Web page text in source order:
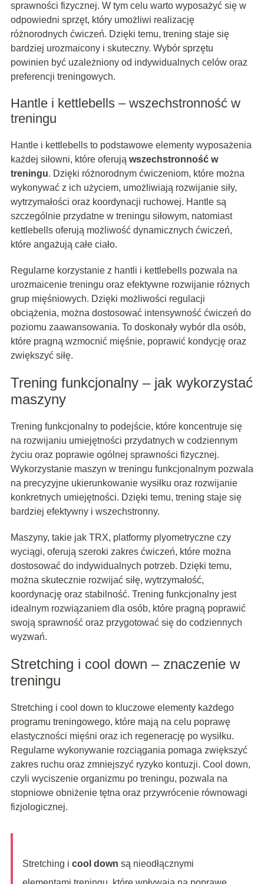
sprawności fizycznej. W tym celu warto wyposażyć się w
odpowiedni sprzęt, który umożliwi realizację
różnorodnych ćwiczeń. Dzięki temu, trening staje się
bardziej urozmaicony i skuteczny. Wybór sprzętu
powinien być uzależniony od indywidualnych celów oraz
preferencji treningowych.
Hantle i kettlebells – wszechstronność w
treningu
Hantle i kettlebells to podstawowe elementy wyposażenia
każdej siłowni, które oferują wszechstronność w
treningu. Dzięki różnorodnym ćwiczeniom, które można
wykonywać z ich użyciem, umożliwiają rozwijanie siły,
wytrzymałości oraz koordynacji ruchowej. Hantle są
szczególnie przydatne w treningu siłowym, natomiast
kettlebells oferują możliwość dynamicznych ćwiczeń,
które angażują całe ciało.
Regularne korzystanie z hantli i kettlebells pozwala na
urozmaicenie treningu oraz efektywne rozwijanie różnych
grup mięśniowych. Dzięki możliwości regulacji
obciążenia, można dostosować intensywność ćwiczeń do
poziomu zaawansowania. To doskonały wybór dla osób,
które pragną wzmocnić mięśnie, poprawić kondycję oraz
zwiększyć siłę.
Trening funkcjonalny – jak wykorzystać
maszyny
Trening funkcjonalny to podejście, które koncentruje się
na rozwijaniu umiejętności przydatnych w codziennym
życiu oraz poprawie ogólnej sprawności fizycznej.
Wykorzystanie maszyn w treningu funkcjonalnym pozwala
na precyzyjne ukierunkowanie wysiłku oraz rozwijanie
konkretnych umiejętności. Dzięki temu, trening staje się
bardziej efektywny i wszechstronny.
Maszyny, takie jak TRX, platformy plyometryczne czy
wyciągi, oferują szeroki zakres ćwiczeń, które można
dostosować do indywidualnych potrzeb. Dzięki temu,
można skutecznie rozwijać siłę, wytrzymałość,
koordynację oraz stabilność. Trening funkcjonalny jest
idealnym rozwiązaniem dla osób, które pragną poprawić
swoją sprawność oraz przygotować się do codziennych
wyzwań.
Stretching i cool down – znaczenie w
treningu
Stretching i cool down to kluczowe elementy każdego
programu treningowego, które mają na celu poprawę
elastyczności mięśni oraz ich regenerację po wysiłku.
Regularne wykonywanie rozciągania pomaga zwiększyć
zakres ruchu oraz zmniejszyć ryzyko kontuzji. Cool down,
czyli wyciszenie organizmu po treningu, pozwala na
stopniowe obniżenie tętna oraz przywrócenie równowagi
fizjologicznej.
Stretching i cool down są nieodłącznymi